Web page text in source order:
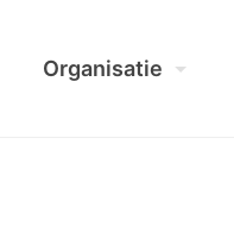
Organisatie